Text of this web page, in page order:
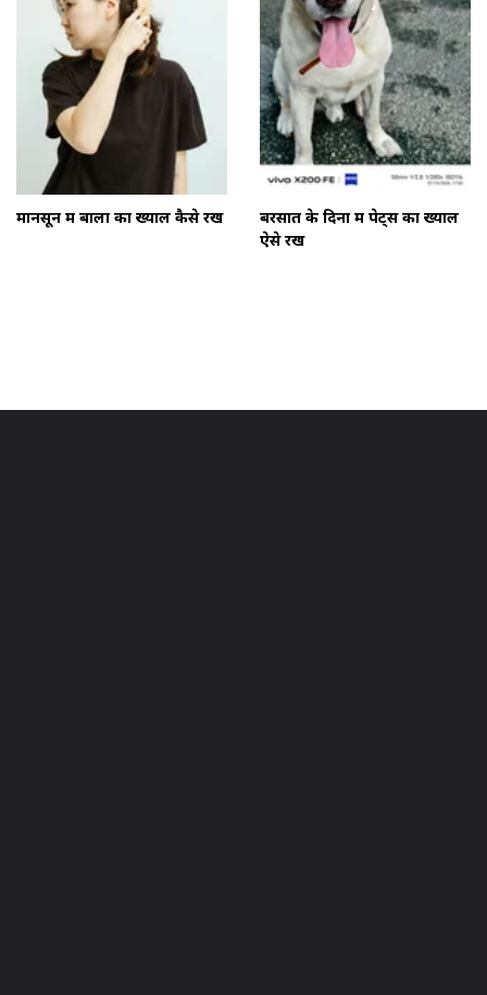
मानसून में बालों का ख्याल कैसे रखें
बरसात के दिनों में पेट्स का ख्याल
ऐसे रखें